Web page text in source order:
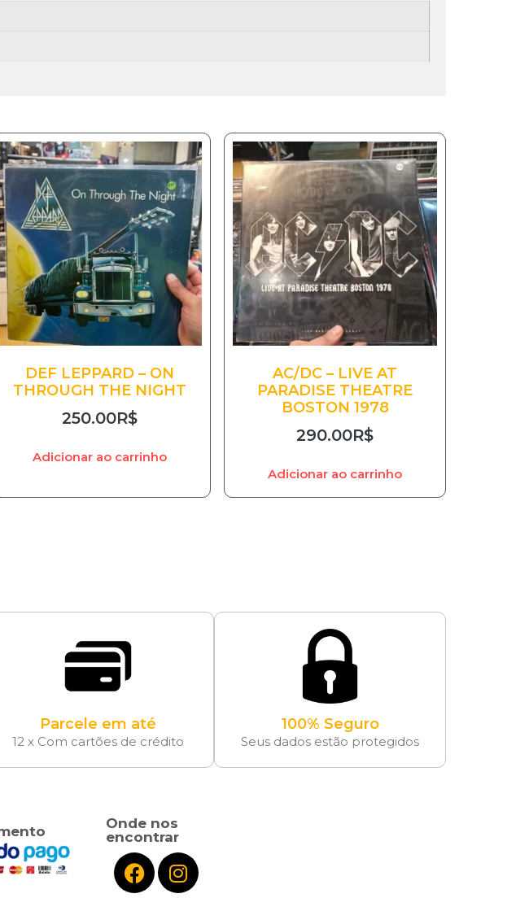
DEF LEPPARD – ON
THROUGH THE NIGHT
250.00R$
Adicionar ao carrinho
AC/DC – LIVE AT
PARADISE THEATRE
BOSTON 1978
290.00R$
Adicionar ao carrinho
Parcele em até
12 x Com cartões de crédito
100% Seguro
Seus dados estão protegidos
Onde nos
encontrar